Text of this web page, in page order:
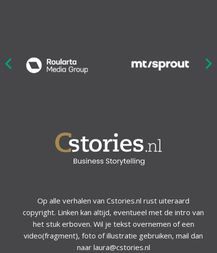
Op alle verhalen van Cstories.nl rust uiteraard
copyright. Linken kan altijd, eventueel met de intro van
het stuk erboven. Wil je tekst overnemen of een
video(fragment), foto of illustratie gebruiken, mail dan
naar laura@cstories.nl